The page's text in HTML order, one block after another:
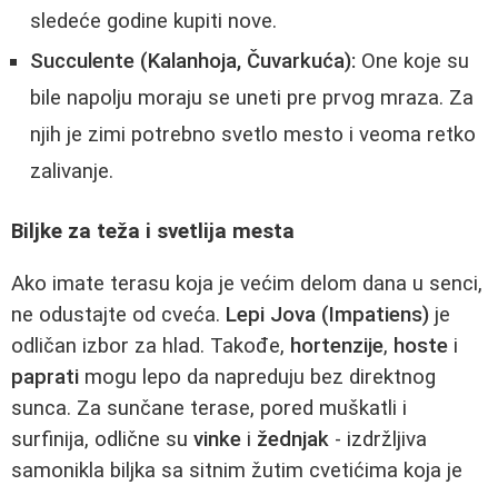
sledeće godine kupiti nove.
Succulente (Kalanhoja, Čuvarkuća): One koje su
bile napolju moraju se uneti pre prvog mraza. Za
njih je zimi potrebno svetlo mesto i veoma retko
zalivanje.
Biljke za teža i svetlija mesta
Ako imate terasu koja je većim delom dana u senci,
ne odustajte od cveća. Lepi Jova (Impatiens) je
odličan izbor za hlad. Takođe, hortenzije, hoste i
paprati mogu lepo da napreduju bez direktnog
sunca. Za sunčane terase, pored muškatli i
surfinija, odlične su vinke i žednjak - izdržljiva
samonikla biljka sa sitnim žutim cvetićima koja je